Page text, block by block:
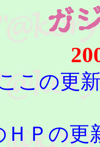
この更
ＨＰの更